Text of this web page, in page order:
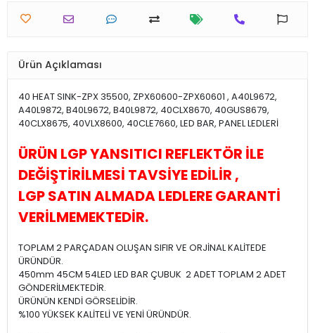
Ürün Açıklaması
40 HEAT SINK-ZPX 35500, ZPX60600-ZPX60601 , A40L9672,
A40L9872, B40L9672, B40L9872, 40CLX8670, 40GUS8679,
40CLX8675, 40VLX8600, 40CLE7660, LED BAR, PANEL LEDLERİ
ÜRÜN LGP YANSITICI REFLEKTÖR İLE
DEĞİŞTİRİLMESİ TAVSİYE EDİLİR ,
LGP SATIN ALMADA LEDLERE GARANTİ
VERİLMEMEKTEDİR.
TOPLAM 2 PARÇADAN OLUŞAN SIFIR VE ORJİNAL KALİTEDE
ÜRÜNDÜR.
450mm 45CM 54LED LED BAR ÇUBUK 2 ADET TOPLAM 2 ADET
GÖNDERİLMEKTEDİR.
ÜRÜNÜN KENDİ GÖRSELİDİR.
%100 YÜKSEK KALİTELİ VE YENİ ÜRÜNDÜR.